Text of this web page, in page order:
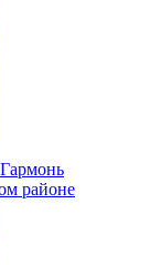
Гармонь
районе